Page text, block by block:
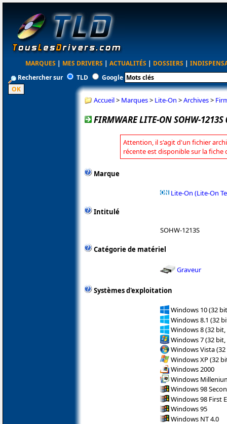
MARQUES | MES DRIVERS | ACTUALITÉS | DOSSIERS |
Rechercher sur
TLD Google
Accueil> Marques> Lite-On >Archives>
FIRMWARE LITE-ON SOHW-1213S
Attention, il s'agit d'un fichier
récente est disponible sur la fiche
Marque
Lite-On (Lite-On
Intitulé
SOHW-1213S
Catégorie de matériel
Graveur
Systèmes d'exploitation
Windows 10 (32
Windows 8.1 (32
Windows 8 (32 bit,
Windows 7 (32 bit,
Windows Vista
Windows XP (32
Windows 2000
Windows
Windows 98
Windows 98 First
Windows 95
Windows NT 4.0